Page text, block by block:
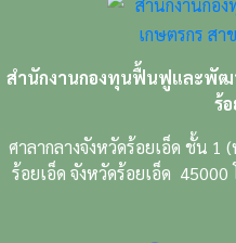
สำนักงานกองทุนฟื้นฟูและพัฒ
ร้
ศาลากลางจังหวัดร้อยเอ็ด ชั้น 1
ร้อยเอ็ด จังหวัดร้อยเอ็ด